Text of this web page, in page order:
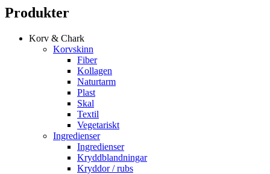
Produkter
Korv & Chark
Korvskinn
Fiber
Kollagen
Naturtarm
Plast
Skal
Textil
Vegetariskt
Ingredienser
Ingredienser
Kryddblandningar
Kryddor / rubs